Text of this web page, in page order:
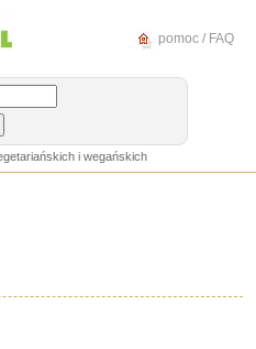
pomoc / FAQ
i wegańskich